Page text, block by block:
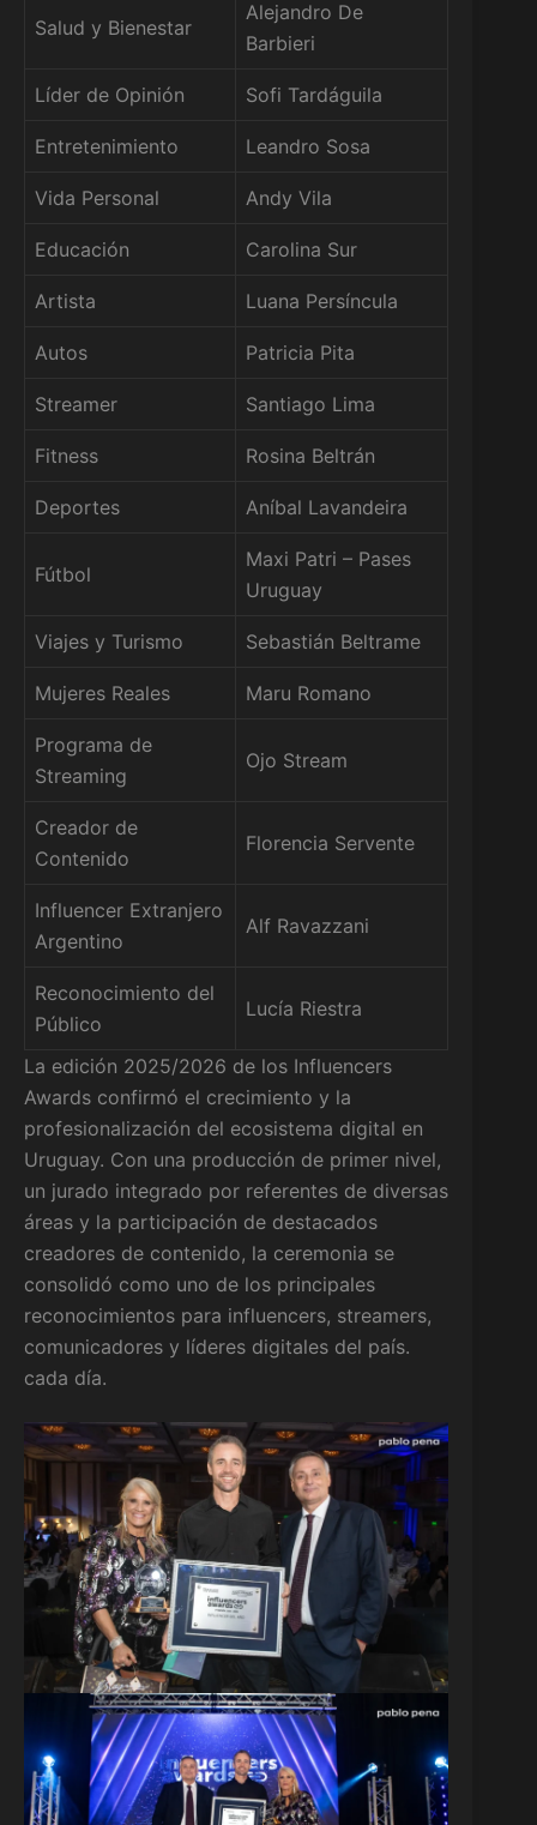
Salud y Bienestar
Alejandro De
Barbieri
Líder de Opinión Sofi Tardáguila
Entretenimiento Leandro Sosa
Vida Personal Andy Vila
Educación Carolina Sur
Artista Luana Persíncula
Autos Patricia Pita
Streamer Santiago Lima
Fitness Rosina Beltrán
Deportes Aníbal Lavandeira
Fútbol
Maxi Patri – Pases
Uruguay
Viajes y Turismo Sebastián Beltrame
Mujeres Reales Maru Romano
Programa de
Streaming
Ojo Stream
Creador de
Contenido
Florencia Servente
Influencer Extranjero
Argentino
Alf Ravazzani
Reconocimiento del
Público
Lucía Riestra
La edición 2025/2026 de los Influencers
Awards confirmó el crecimiento y la
profesionalización del ecosistema digital en
Uruguay. Con una producción de primer nivel,
un jurado integrado por referentes de diversas
áreas y la participación de destacados
creadores de contenido, la ceremonia se
consolidó como uno de los principales
reconocimientos para influencers, streamers,
comunicadores y líderes digitales del país.
cada día.